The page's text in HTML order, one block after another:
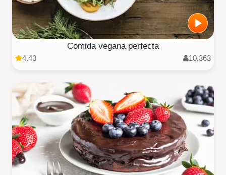
Comida vegana perfecta
4.43 10,363